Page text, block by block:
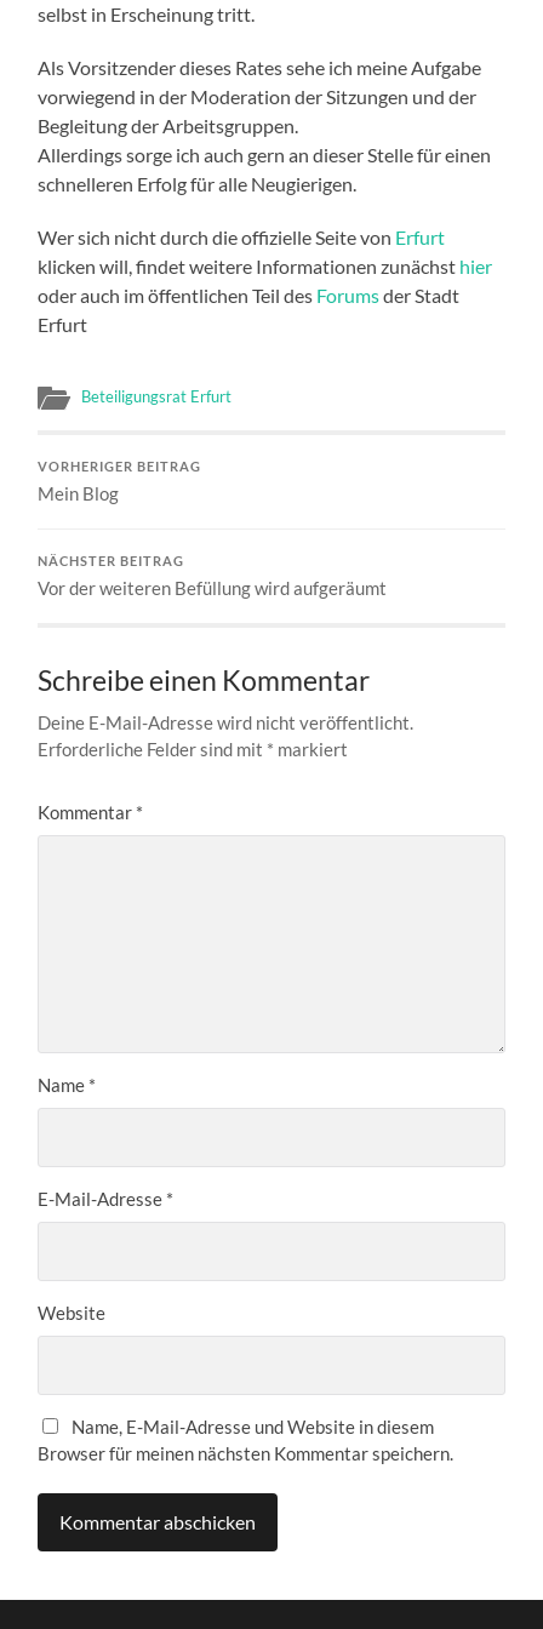
selbst in Erscheinung tritt.
Als Vorsitzender dieses Rates sehe ich meine Aufgabe
vorwiegend in der Moderation der Sitzungen und der
Begleitung der Arbeitsgruppen.
Allerdings sorge ich auch gern an dieser Stelle für einen
schnelleren Erfolg für alle Neugierigen.
Wer sich nicht durch die offizielle Seite von Erfurt
klicken will, findet weitere Informationen zunächst hier
oder auch im öffentlichen Teil des Forumsder Stadt
Erfurt
Beteiligungsrat Erfurt
VORHERIGER BEITRAG
Mein Blog
NÄCHSTER BEITRAG
Vor der weiteren Befüllung wird aufgeräumt
Schreibe einen Kommentar
Deine E-Mail-Adresse wird nicht veröffentlicht.
Erforderliche Felder sind mit * markiert
Kommentar *
Name *
E-Mail-Adresse *
Website
Name, E-Mail-Adresse und Website in diesem
Browser für meinen nächsten Kommentar speichern.